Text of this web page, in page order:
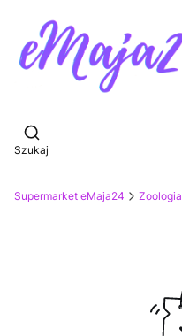
Otwórz wyszukiwarkę
Szukaj
Supermarket eMaja24 Zoologia